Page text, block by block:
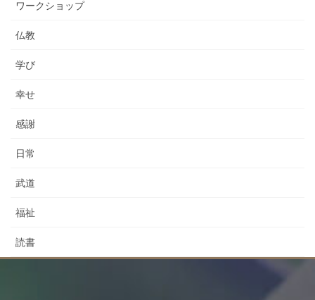
ワークショップ
仏教
学び
幸せ
感謝
日常
武道
福祉
読書